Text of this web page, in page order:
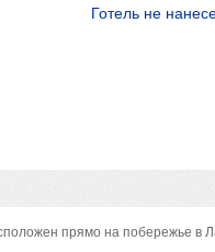
Готель не
прямо на побережье